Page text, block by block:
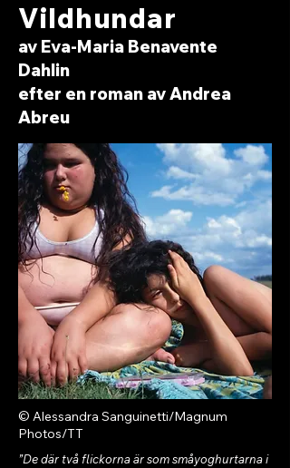
Vildhundar​
av Eva-Maria Benavente
Dahlin
efter en roman av Andrea
Abreu
© Alessandra Sanguinetti/Magnum
Photos/TT
”De där två flickorna är som småyoghurtarna i